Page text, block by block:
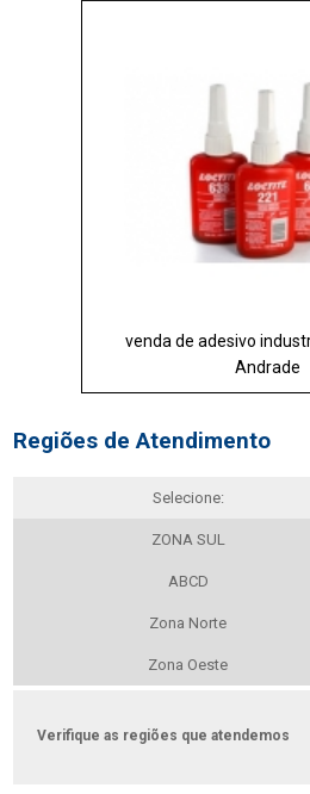
venda de adesivo
Andrade
Regiões de Atendimento
Selecione:
ZONA SUL
ABCD
Zona Norte
Zona Oeste
Verifique as regiões que atendemos